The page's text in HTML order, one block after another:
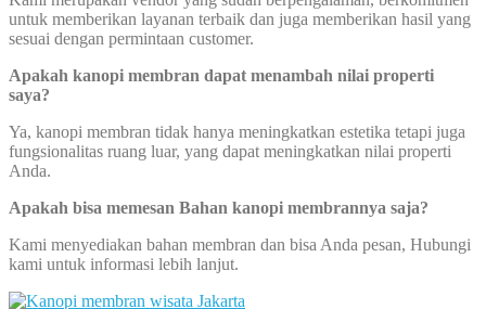
untuk memberikan layanan terbaik dan juga memberikan hasil yang
sesuai dengan permintaan customer.
Apakah kanopi membran dapat menambah nilai properti
saya?
Ya, kanopi membran tidak hanya meningkatkan estetika tetapi juga
fungsionalitas ruang luar, yang dapat meningkatkan nilai properti
Anda.
Apakah bisa memesan Bahan kanopi membrannya saja?
Kami menyediakan bahan membran dan bisa Anda pesan, Hubungi
kami untuk informasi lebih lanjut.